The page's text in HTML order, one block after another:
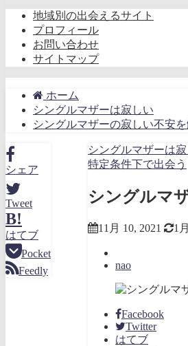
地域別の出会えるサイト
プロフィール
お問い合わせ
サイトマップ
ホーム
シングルマザーは寂しい
シングルマザーの寂しい不安
シェア
Tweet
B!
はてブ
Pocket
Feedly
シングルマザーは
特定条件下で出会う
シングルマ
11月 10, 2021 1
nao
Facebook
Twitter
はてブ